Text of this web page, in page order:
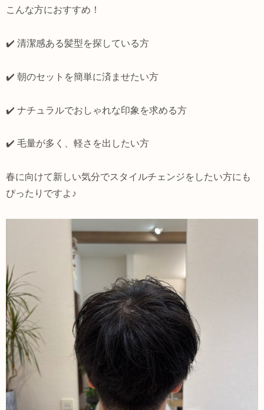
こんな方におすすめ！
✔️ 清潔感ある髪型を探している方
✔️ 朝のセットを簡単に済ませたい方
✔️ ナチュラルでおしゃれな印象を求める方
✔️ 毛量が多く、軽さを出したい方
春に向けて新しい気分でスタイルチェンジをしたい方にも
ぴったりですよ♪